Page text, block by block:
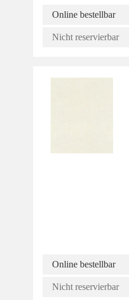
Online bestellbar
Nicht reservierbar
Online bestellbar
Nicht reservierbar